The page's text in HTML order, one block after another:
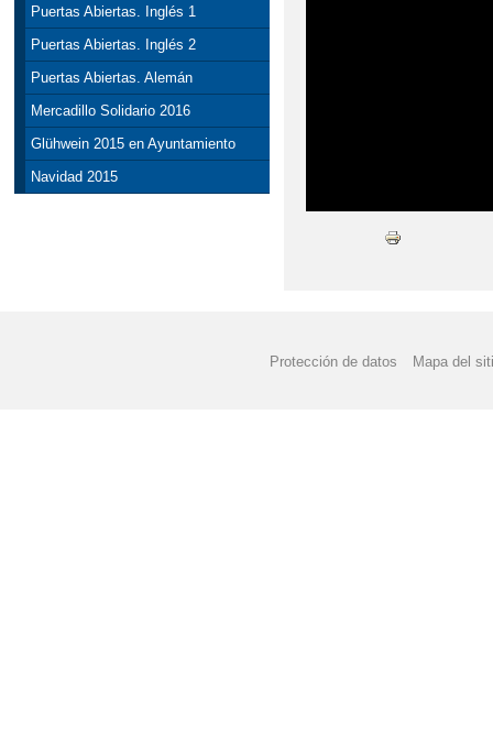
Puertas Abiertas. Inglés 1
Puertas Abiertas. Inglés 2
Puertas Abiertas. Alemán
Mercadillo Solidario 2016
Glühwein 2015 en Ayuntamiento
Navidad 2015
Protección de datos Mapa del